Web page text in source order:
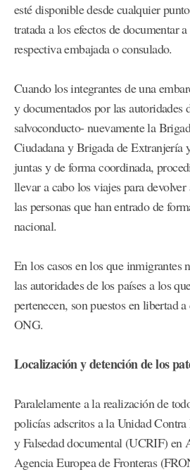
esté disponible desde cualquier
tratada a los efectos de documentar
respectiva embajada o consulado.
Cuando los integrantes de una
y documentados por las autoridades
salvoconducto- nuevamente la
Ciudadana y Brigada de Extranjería
juntas y de forma coordinada,
llevar a cabo los viajes para devolver
las personas que han entrado de
nacional.
En los casos en los que inmigrantes
las autoridades de los países a los
pertenecen, son puestos en libertad
ONG.
Localización y detención de los
Paralelamente a la realización de
policías adscritos a la Unidad
y Falsedad documental (UCRIF) en
Agencia Europea de Fronteras